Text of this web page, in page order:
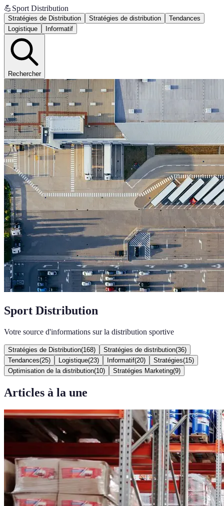
💪Sport Distribution
Stratégies de Distribution Stratégies de distribution
Tendances
Logistique
Informatif
Rechercher
Sport Distribution
Votre source d'informations sur la distribution sportive
Stratégies de Distribution(168) Stratégies de distribution(36)
Tendances(25) Logistique(23) Informatif(20) Stratégies(15)
Optimisation de la distribution(10) Stratégies Marketing(9)
Articles à la une